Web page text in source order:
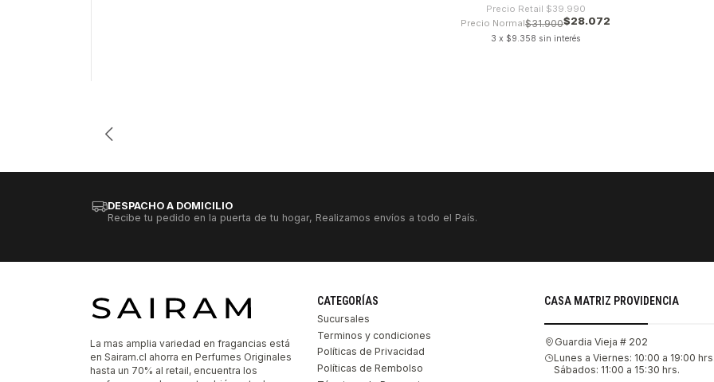
Precio Retail $39.990
Precio Normal$31.900$28.072
3 x $9.358 sin interés
DESPACHO A DOMICILIO
Recibe tu pedido en la puerta de tu hogar, Realizamos envíos a todo el País.
La mas amplia variedad en fragancias está
en Sairam.cl ahorra en Perfumes Originales
hasta un 70% al retail, encuentra los
CATEGORÍAS
Sucursales
Terminos y condiciones
Políticas de Privacidad
Políticas de Rembolso
CASA MATRIZ PROVIDENCIA
Guardia Vieja # 202
Lunes a Viernes: 10:00 a 19:00
Sábados: 11:00 a 15:30 hrs.